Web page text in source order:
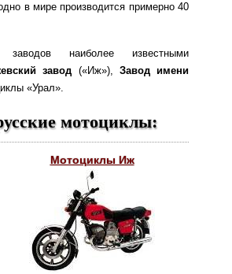
в мире производится примерно 40
заводов наиболее известными
завод («Иж»), Завод имени
«Урал».
мотоциклы:
Мотоциклы Иж